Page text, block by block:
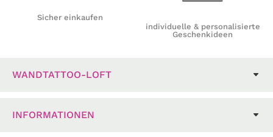
Sicher einkaufen
individuelle & personalisierte
Geschenkideen
WANDTATTOO-LOFT
INFORMATIONEN